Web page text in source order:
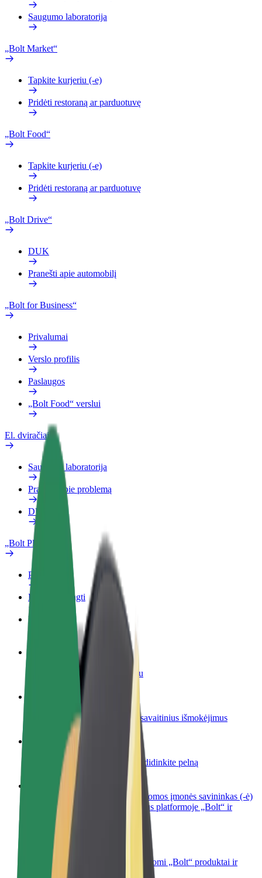
Saugumo laboratorija
„Bolt Market“
Tapkite kurjeriu (-e)
Pridėti restoraną ar parduotuvę
„Bolt Food“
Tapkite kurjeriu (-e)
Pridėti restoraną ar parduotuvę
„Bolt Drive“
DUK
Pranešti apie automobilį
„Bolt for Business“
Privalumai
Verslo profilis
Paslaugos
„Bolt Food“ verslui
El. dviračiai
Saugumo laboratorija
Pranešti apie problemą
DUK
„Bolt Plus“
Privalumai
Kaip prisijungti
DUK
Tapkite vairuotoju (-a)
Užsidirbkite jums patogiu metu
Tapkite kurjeriu (-e)
Pristatinėkite maistą ir gaukite savaitinius išmokėjimus
Pridėti restoraną ar parduotuvę
Pritraukite daugiau klientų ir padidinkite pelną
Registruotis kaip automobilių nuomos įmonės savininkas (-ė)
Užregistruokite savo automobilius platformoje „Bolt“ ir
padidinkite pajamas
„Bolt for Business“
Atskirų įmonių poreikiams pritaikomi „Bolt“ produktai ir
paslaugos